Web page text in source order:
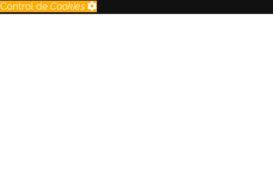
Control de Cookies